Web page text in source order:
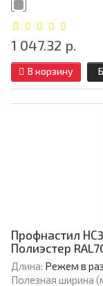
1 047.32 р.
В корзину
Профнастил
Полиэстер
Длина: Режем в
Полезная ширина